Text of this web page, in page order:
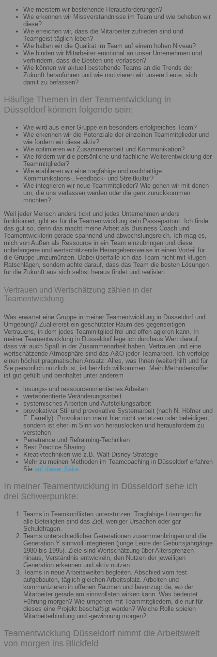
Wie meistern wir bestehende Herausforderungen?
Wie erkennen wir Missverständnisse im Team und wie beheben wir
diese?
Wie erreichen wir, dass die Mitarbeiter zufrieden sind und
Teamgeist täglich leben?
Wie halten wir die Qualität im Team auf einem hohen Niveau?
Wie binden wir Mitarbeiter emotional an unser Unternehmen und
verhindern, dass die Besten uns verlassen?
Wie können wir aktuell bestehende Teams an die Trends der
Zukunft heranführen und wie motivieren wir unsere Leute, sich
damit zu befassen?
Häufige Themen in der Teamentwicklung in
Düsseldorf können folgende sein:
Wie wird aus einer Gruppe ein besonders erfolgreiches Team?
Wie erkennen wir die Potenziale der einzelnen Teammitglieder und
wie fördern wir diese aktiv?
Wie optimieren wir Zusammenarbeit und Kommunikation?
Wie fördern wir die persönliche und fachliche Weiterentwicklung der
Teammitglieder?
Wie etablieren wir eine tragfähige und nachhaltige
Kommunikations-, Feedback- und Streitkultur?
Wie integrieren wir neue Teammitglieder? Wie gehen wir mit denen
um, die uns verlassen werden oder die gern zurückkommen
möchten?
Weil jeder Mensch anders tickt und jedes Unternehmen anders
funktioniert, gibt es für die Teamentwicklung kein Passepartout. Ich finde
das gut so, denn das macht meine Arbeit als Business Coach und
Teamentwicklerin gerade spannend und abwechslungsreich. Ich mag es,
mich von Außen als Ressource in ein Team einzubringen und diese
unbefangene und wertschätzende Herangehensweise in einen Vorteil für
die Gruppe umzumünzen. Dabei überfalle ich das Team nicht mit klugen
Ratschlägen, sondern achte darauf, dass das Team die besten Lösungen
für die Zukunft aus sich selbst heraus findet und realisiert.
Vertrauen und Wertschätzung zählen in der
Teamentwicklung
Was erwartet eine Gruppe in meiner Teamentwicklung in Düsseldorf und
Umgebung? Zuallererst ein geschützter Raum des gegenseitigen
Vertrauens, in dem jedes Teammitglied frei und offen agieren kann. In
meiner Teamentwicklung in Düsseldorf lege ich durchaus Wert darauf,
dass wir auch Spaß in der Zusammenarbeit haben. Vertrauen und eine
wertschätzende Atmosphäre sind das A&O jeder Teamarbeit. Ich verfolge
einen höchst pragmatischen Ansatz: Alles, was Ihnen (weiter)hilft und für
Sie persönlich nützlich ist, ist herzlich willkommen. Mein Methodenkoffer
ist gut gefüllt und beinhaltet unter anderem
lösungs- und ressourcenorientiertes Arbeiten
werteorientierte Veränderungsarbeit
systemisches Arbeiten und Aufstellungsarbeit
provokativer Stil und provokative Systemarbeit (nach N. Höfner und
F. Farrelly). Provokation meint hier nicht verletzen oder beleidigen,
sondern ist eher im Sinn von herauslocken und herausfordern zu
verstehen
Penetrance und Refraiming-Techniken
Best Practice Sharing
Kreativtechniken wie z.B. Walt-Disney-Strategie
Mehr zu meinen Methoden im Teamcoaching in Düsseldorf erfahren
Sie auf dieser Seite.
In meiner Teamentwicklung in Düsseldorf sehe ich
drei Schwerpunkte:
Teams in Teamkonflikten unterstützen. Tragfähige Lösungen für
alle Beteiligten sind das Ziel, weniger Ursachen oder gar
Schuldfragen.
Teams unterschiedlicher Generationen zusammenbringen und die
Generation Y sinnvoll integrieren (junge Leute der Geburtsjahrgänge
1980 bis 1995). Ziele sind Wertschätzung über Altersgrenzen
hinaus, Verständnis entwickeln, den Nutzen der jeweiligen
Generation erkennen und aktiv nutzen
Teams in neue Arbeitswelten begleiten. Abschied vom fest
aufgebauten, täglich gleichen Arbeitsplatz. Arbeiten und
kommunizieren in offenen Räumen und bevorzugt da, wo der
Mitarbeiter gerade am sinnvollsten wirken kann. Was bedeutet
Führung morgen? Wie umgehen mit Teammitgliedern, die nur für
dieses eine Projekt beschäftigt werden? Welche Rolle spielen
Mitarbeiterbindung und -gewinnung morgen?
Teamentwicklung Düsseldorf nimmt die Arbeitswelt
von morgen ins Blickfeld